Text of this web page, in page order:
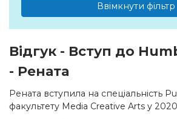
Ввімкнути фільтр
Відгук - Вступ до
- Рената
Рената вступила на спеціальність
факультету Media Creative Arts у